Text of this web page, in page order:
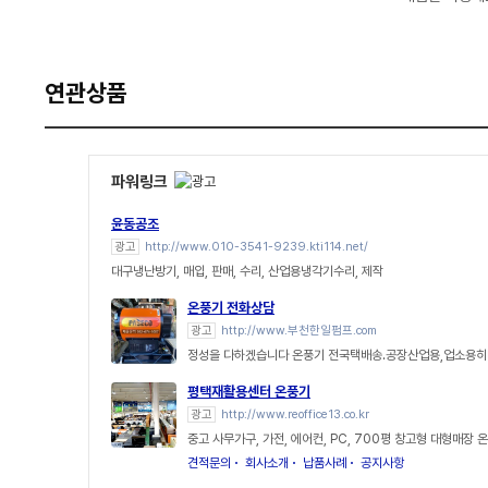
연관상품
파워링크
윤동공조
광고 http://www.010-3541-9239.kti114.net/
대구냉난방기, 매입, 판매, 수리, 산업용냉각기수리, 제작
온풍기 전화상담
광고 http://www.부천한일펌프.com
정성을 다하겠습니다 온풍기 전국택배송.공장산업용,업소용
평택재활용센터 온풍기
광고 http://www.reoffice13.co.kr
중고 사무가구, 가전, 에어컨, PC, 700평 창고형 대형매장 온
견적문의
회사소개 납품사례 공지사항